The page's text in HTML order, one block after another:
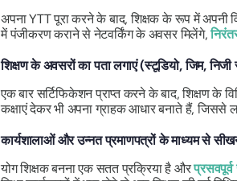
अपना YTT पूरा करने के बाद, शिक्षक के रूप में अपनी
में पंजीकरण कराने से नेटवर्किंग के अवसर मिलेंगे,
शिक्षण के अवसरों का पता लगाएं (स्टूडियो, जिम,
एक बार सर्टिफिकेशन प्राप्त करने के बाद, शिक्षण के
कक्षाएं देकर भी अपना ग्राहक आधार बनाते हैं,
कार्यशालाओं और उन्नत प्रमाणपत्रों के माध्यम से
योग शिक्षक बनना एक सतत प्रक्रिया है औरप्रसवपूर्व